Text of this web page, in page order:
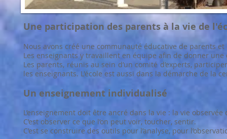
Une participation des parents à la vie de
Nous avons créé une communauté éducative de parents
Les enseignants y travaillent en équipe afin de donner
Les parents, réunis au sein d’un comité d’experts,
les enseignants. L'école est aussi dans la démarche de la
Un enseignement individualisé
L’enseignement doit être ancré dans la vie : la vie
C’est observer ce que l’on peut voir, toucher, sentir.
C’est se construire des outils pour l’analyse, pour